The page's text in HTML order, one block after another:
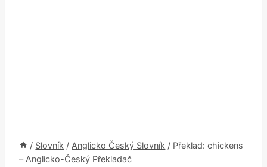
/ Slovník / Anglicko Český Slovník / Překlad: chickens
– Anglicko-Český Překladač